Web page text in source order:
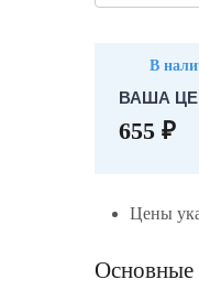
В
ВАША
655 ₽
Цены
Основные